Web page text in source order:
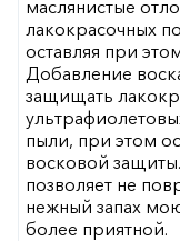
маслянистые
лакокрасочных
оставляя при
Добавление
защищать
пыли, при этом
восковой
позволяет не
нежный запах
более приятной.